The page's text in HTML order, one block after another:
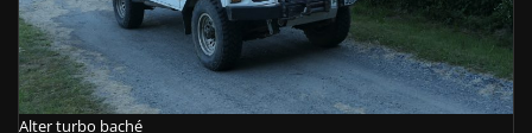
Alter turbo baché